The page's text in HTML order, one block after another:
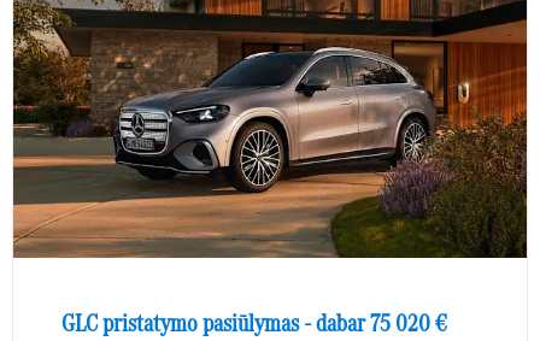
GLC pristatymo pasiūlymas - dabar 75 020 €